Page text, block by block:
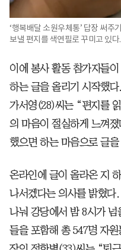
‘행복배달 소원우체통’ 답장 써주
보낼 편지를 색연필로 꾸미고 있
이에 봉사 활동 참가자들
하는 글을 올리기 시작했
가서영(28)씨는 “편지를
의 마음이 절실하게 느껴
했으면 하는 마음으로 글
온라인에 글이 올라온 지
나서겠다는 의사를 밝혔다
나눠 강당에서 밤 8시가 넘
들을 포함해 총 547명 자